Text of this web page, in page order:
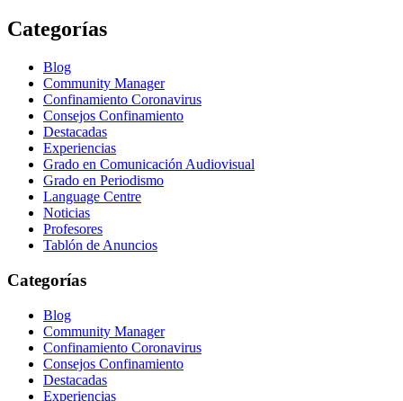
Categorías
Blog
Community Manager
Confinamiento Coronavirus
Consejos Confinamiento
Destacadas
Experiencias
Grado en Comunicación Audiovisual
Grado en Periodismo
Language Centre
Noticias
Profesores
Tablón de Anuncios
Categorías
Blog
Community Manager
Confinamiento Coronavirus
Consejos Confinamiento
Destacadas
Experiencias